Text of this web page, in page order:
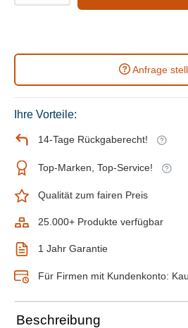
Anfrage
Ihre Vorteile:
14-Tage Rückgaberecht!
Top-Marken, Top-Service!
Qualität zum fairen Preis
25.000+ Produkte verfügbar
1 Jahr Garantie
Für Firmen mit Kundenkonto:
Beschreibung